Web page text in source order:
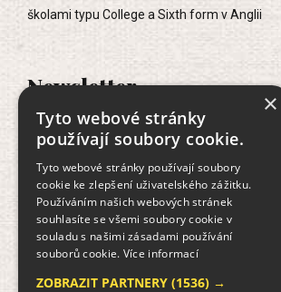
školami typu College a Sixth form v Anglii
Newsletter
×
Tyto webové stránky
používají soubory cookie.
Tyto webové stránky používají soubory
cookie ke zlepšení uživatelského zážitku.
Používáním našich webových stránek
souhlasíte se všemi soubory cookie v
souladu s našimi zásadami používání
souborů cookie. Více informací
ZOBRAZIT PARTNERY (1536) →